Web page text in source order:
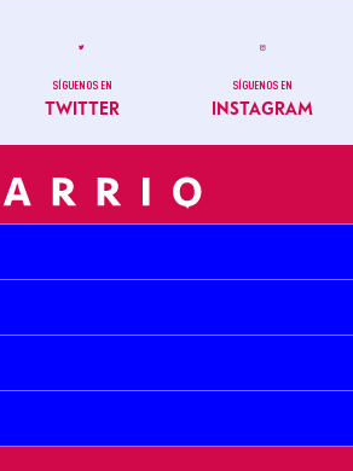
SÍGUENOS EN
TWITTER
SÍGUENOS EN
INSTAGRAM